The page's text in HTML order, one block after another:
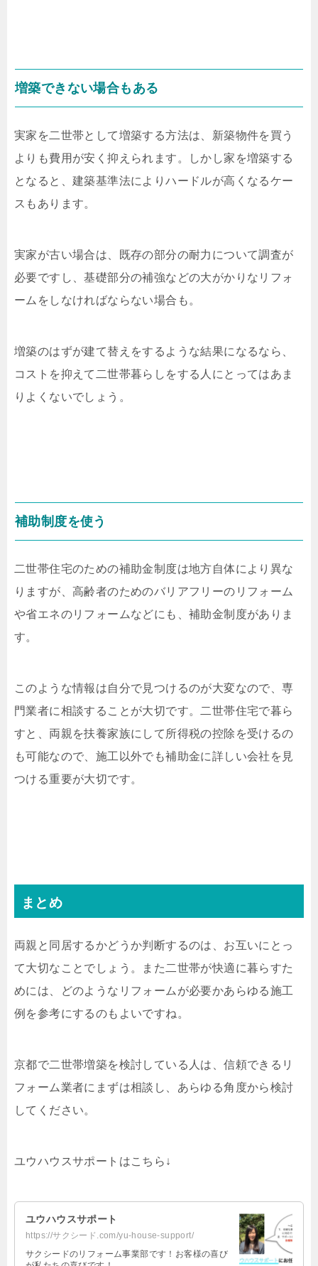
増築できない場合もある
実家を二世帯として増築する方法は、新築物件を買う
よりも費用が安く抑えられます。しかし家を増築する
となると、建築基準法によりハードルが高くなるケー
スもあります。
実家が古い場合は、既存の部分の耐力について調査が
必要ですし、基礎部分の補強などの大がかりなリフォ
ームをしなければならない場合も。
増築のはずが建て替えをするような結果になるなら、
コストを抑えて二世帯暮らしをする人にとってはあま
りよくないでしょう。
補助制度を使う
二世帯住宅のための補助金制度は地方自体により異な
りますが、高齢者のためのバリアフリーのリフォーム
や省エネのリフォームなどにも、補助金制度がありま
す。
このような情報は自分で見つけるのが大変なので、専
門業者に相談することが大切です。二世帯住宅で暮ら
すと、両親を扶養家族にして所得税の控除を受けるの
も可能なので、施工以外でも補助金に詳しい会社を見
つける重要が大切です。
まとめ
両親と同居するかどうか判断するのは、お互いにとっ
て大切なことでしょう。また二世帯が快適に暮らすた
めには、どのようなリフォームが必要かあらゆる施工
例を参考にするのもよいですね。
京都で二世帯増築を検討している人は、信頼できるリ
フォーム業者にまずは相談し、あらゆる角度から検討
してください。
ユウハウスサポートはこちら↓
ユウハウスサポート
https://サクシード.com/yu-house-support/
サクシードのリフォーム事業部です！お客様の喜び